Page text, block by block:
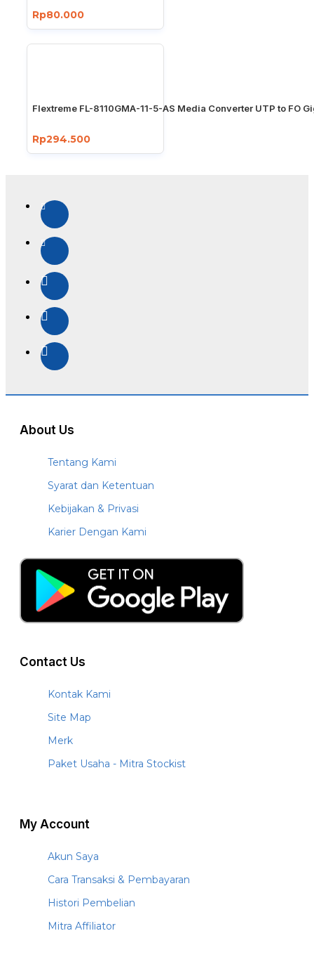
Rp80.000
Flextreme FL-8110GMA-11-5-AS Media Converter UTP to FO
Rp294.500
About Us
Tentang Kami
Syarat dan Ketentuan
Kebijakan & Privasi
Karier Dengan Kami
Contact Us
Kontak Kami
Site Map
Merk
Paket Usaha - Mitra Stockist
My Account
Akun Saya
Cara Transaksi & Pembayaran
Histori Pembelian
Mitra Affiliator